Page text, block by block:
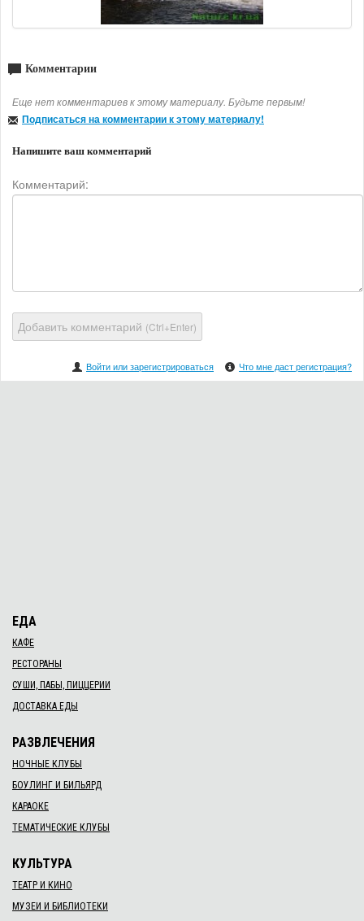
Комментарии
Еще нет комментариев к этому материалу. Будьте первым!
Подписаться на комментарии к этому материалу!
Напишите ваш комментарий
Комментарий:
Добавить комментарий (Ctrl+Enter)
Войти или зарегистрироваться Что мне даст регистрация?
ЕДА
КАФЕ
РЕСТОРАНЫ
СУШИ, ПАБЫ, ПИЦЦЕРИИ
ДОСТАВКА ЕДЫ
РАЗВЛЕЧЕНИЯ
НОЧНЫЕ КЛУБЫ
БОУЛИНГ И БИЛЬЯРД
КАРАОКЕ
ТЕМАТИЧЕСКИЕ КЛУБЫ
КУЛЬТУРА
ТЕАТР И КИНО
МУЗЕИ И БИБЛИОТЕКИ